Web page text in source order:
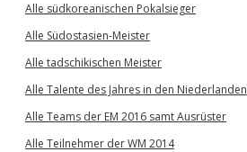
Alle südkoreanischen Pokalsieger
Alle Südostasien-Meister
Alle tadschikischen Meister
Alle Talente des Jahres in den Niederlanden
Alle Teams der EM 2016 samt Ausrüster
Alle Teilnehmer der WM 2014